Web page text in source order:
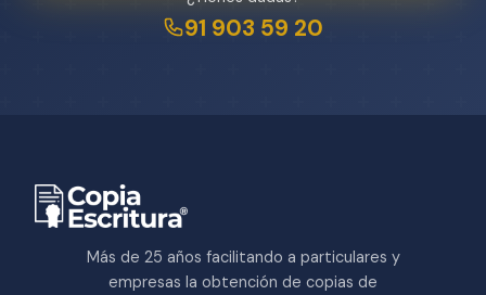
91 903 59 20
Más de 25 años facilitando a particulares y
empresas la obtención de copias de